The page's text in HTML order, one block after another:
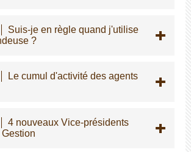
Suis-je en règle quand j'utilise
?
Le cumul d'activité des agents
4 nouveaux Vice-présidents